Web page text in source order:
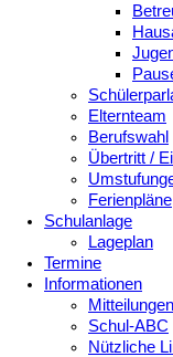
Elternteam
Berufswahl
Übertritt /
Ferienpläne
Schulanlage
Lageplan
Termine
Informationen
Mitteilungen
Schul-ABC
Nützliche